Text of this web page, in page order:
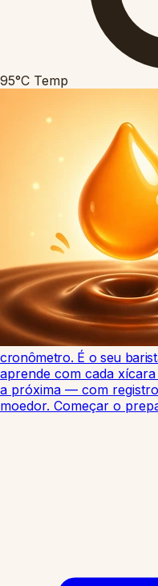
95°C Temp
cronômetro. É o seu
aprende com cada
a próxima — com
moedor. Começar o